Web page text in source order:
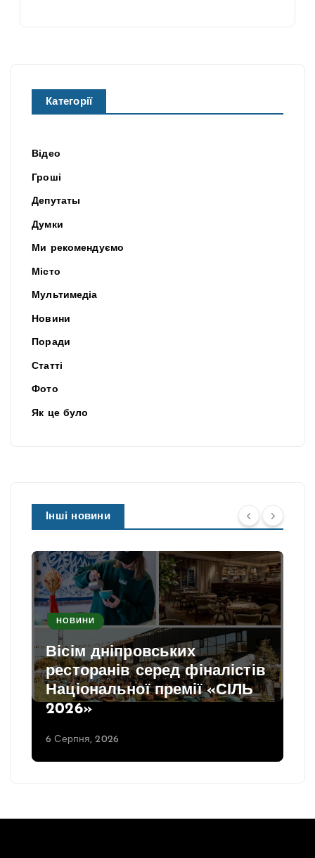
Категорії
Відео
Гроші
Депутаты
Думки
Ми рекомендуємо
Місто
Мультимедіа
Новини
Поради
Статті
Фото
Як це було
Інші новини
НОВИНИ
Вісім дніпровських
ресторанів серед фіналістів
Національної премії «СІЛЬ
2026»
6 Серпня, 2026